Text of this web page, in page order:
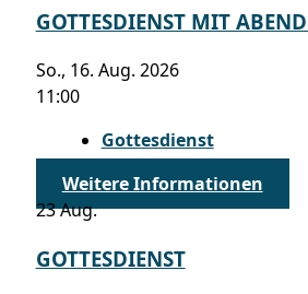
GOTTESDIENST MIT
So., 16. Aug. 2026
11:00
Gottesdienst
Weitere Informationen
23Aug.
GOTTESDIENST